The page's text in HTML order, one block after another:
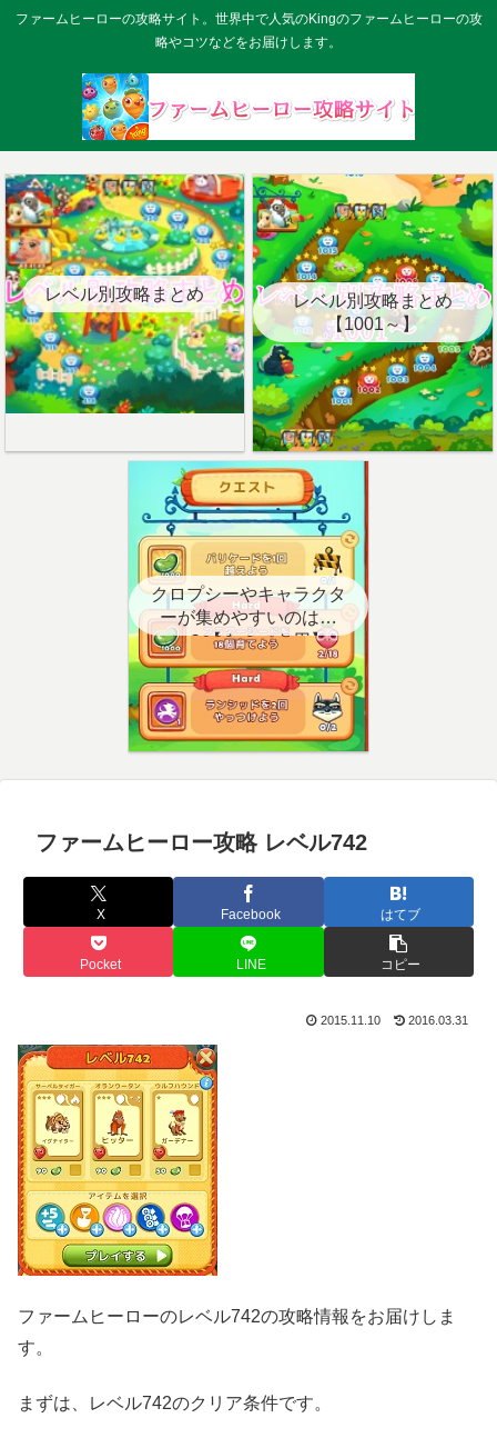
ファームヒーローの攻略サイト。世界中で人気のKingのファームヒーローの攻
略やコツなどをお届けします。
レベル別攻略まとめ
レベル別攻略まとめ
【1001～】
クロプシーやキャラクタ
ーが集めやすいのはど
こ？【クエスト用】
ファームヒーロー攻略 レベル742
X Facebook はてブ
Pocket LINE コピー
2015.11.10 2016.03.31
ファームヒーローのレベル742の攻略情報をお届けしま
す。
まずは、レベル742のクリア条件です。